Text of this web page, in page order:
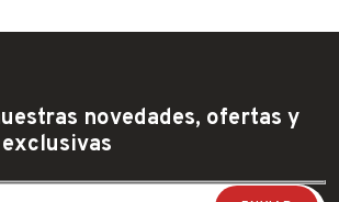
novedades, ofertas y